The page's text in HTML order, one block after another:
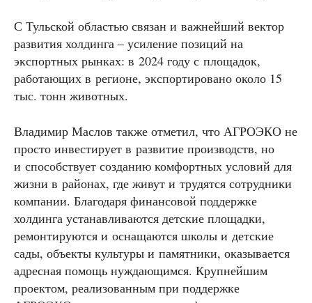
С Тульской областью связан и важнейший вектор
развития холдинга – усиление позиций на
экспортных рынках: в 2024 году с площадок,
работающих в регионе, экспортировано около 15
тыс. тонн животных.
Владимир Маслов также отметил, что АГРОЭКО не
просто инвестирует в развитие производств, но
и способствует созданию комфортных условий для
жизни в районах, где живут и трудятся сотрудники
компании. Благодаря финансовой поддержке
холдинга устанавливаются детские площадки,
ремонтируются и оснащаются школы и детские
сады, объекты культуры и памятники, оказывается
адресная помощь нуждающимся. Крупнейшим
проектом, реализованным при поддержке